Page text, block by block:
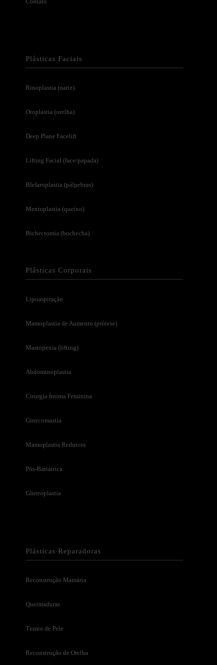
Plásticas Faciais
Rinoplastia (nariz)
Otoplastia (orelha)
Deep Plane Facelift
Lifting Facial (face/papada)
Blefaroplastia (pálpebras)
Mentoplastia (queixo)
Bichectomia (bochecha)
Plásticas Corporais
Lipoaspiração
Mamoplastia de Aumento (prótese)
Mastopexia (lifting)
Abdominoplastia
Cirurgia Íntima Feminina
Ginecomastia
Mamoplastia Redutora
Pós-Bariátrica
Gluteoplastia
Plásticas Reparadoras
Reconstrução Mamária
Queimaduras
Tumor de Pele
Reconstrução de Orelha